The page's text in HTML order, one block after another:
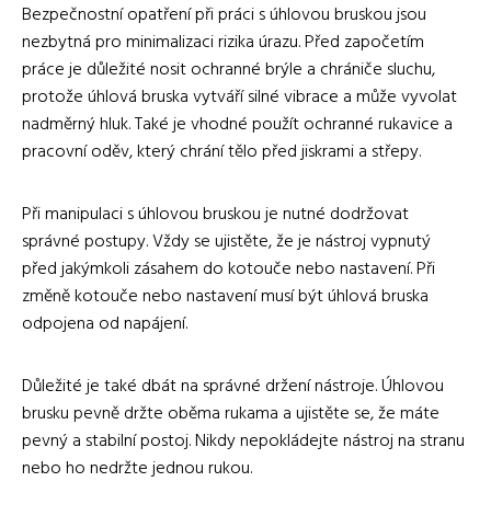
Bezpečnostní opatření při práci s úhlovou bruskou jsou
nezbytná pro minimalizaci rizika úrazu. Před započetím
práce je důležité nosit ochranné brýle a chrániče sluchu,
protože úhlová bruska vytváří silné vibrace a může vyvolat
nadměrný hluk. Také je vhodné použít ochranné rukavice a
pracovní oděv, který chrání tělo před jiskrami a střepy.
Při manipulaci s úhlovou bruskou je nutné dodržovat
správné postupy. Vždy se ujistěte, že je nástroj vypnutý
před jakýmkoli zásahem do kotouče nebo nastavení. Při
změně kotouče nebo nastavení musí být úhlová bruska
odpojena od napájení.
Důležité je také dbát na správné držení nástroje. Úhlovou
brusku pevně držte oběma rukama a ujistěte se, že máte
pevný a stabilní postoj. Nikdy nepokládejte nástroj na stranu
nebo ho nedržte jednou rukou.